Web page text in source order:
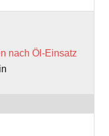
nach Öl-Einsatz